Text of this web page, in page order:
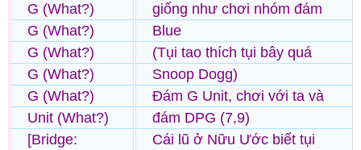
G (What?)
G (What?)
G (What?)
G (What?)
G (What?)
Unit (What?)
[Bridge:
giống như chơi nhóm đám
Blue
(Tụi tao thích tụi bây quá
Snoop Dogg)
Đám G Unit, chơi với ta và
đám DPG (7,9)
Cái lũ ở Nữu Ước biết tụi